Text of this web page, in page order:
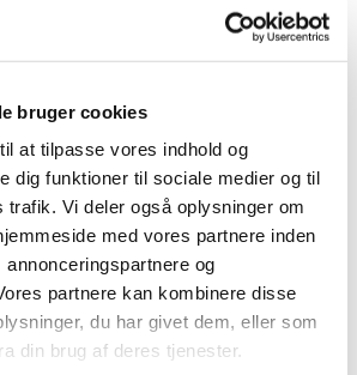
bruger cookies
at tilpasse vores indhold og
dig funktioner til sociale medier og til
trafik. Vi deler også oplysninger om
med vores partnere inden
og
partnere kan kombinere disse
du har givet dem, eller som
din brug af deres tjenester.